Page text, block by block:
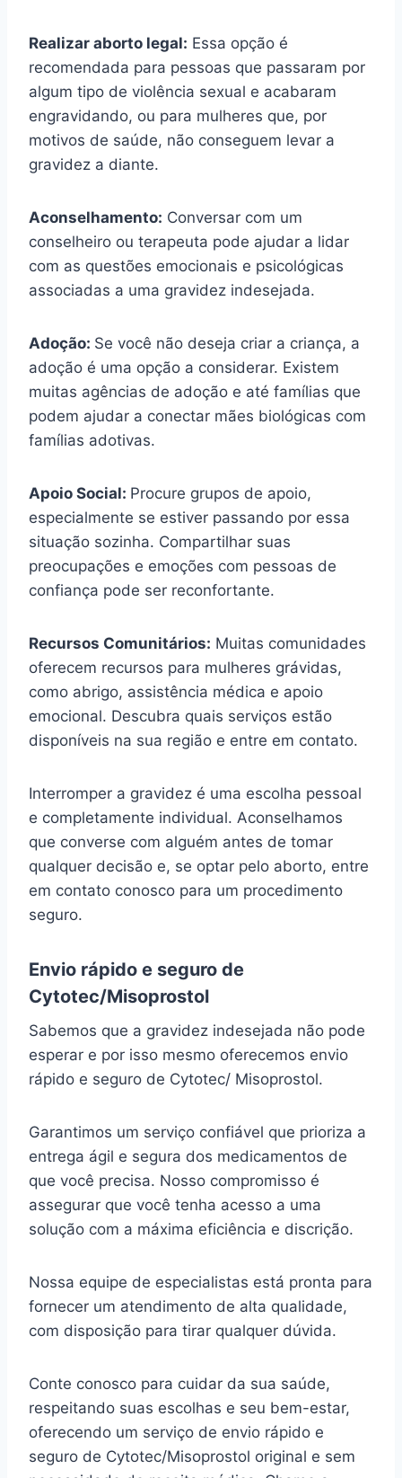
Realizar aborto legal: Essa opção é
recomendada para pessoas que passaram por
algum tipo de violência sexual e acabaram
engravidando, ou para mulheres que, por
motivos de saúde, não conseguem levar a
gravidez a diante.
Aconselhamento: Conversar com um
conselheiro ou terapeuta pode ajudar a lidar
com as questões emocionais e psicológicas
associadas a uma gravidez indesejada.
Adoção: Se você não deseja criar a criança, a
adoção é uma opção a considerar. Existem
muitas agências de adoção e até famílias que
podem ajudar a conectar mães biológicas com
famílias adotivas.
Apoio Social: Procure grupos de apoio,
especialmente se estiver passando por essa
situação sozinha. Compartilhar suas
preocupações e emoções com pessoas de
confiança pode ser reconfortante.
Recursos Comunitários: Muitas comunidades
oferecem recursos para mulheres grávidas,
como abrigo, assistência médica e apoio
emocional. Descubra quais serviços estão
disponíveis na sua região e entre em contato.
Interromper a gravidez é uma escolha pessoal
e completamente individual. Aconselhamos
que converse com alguém antes de tomar
qualquer decisão e, se optar pelo aborto, entre
em contato conosco para um procedimento
seguro.
Envio rápido e seguro de
Cytotec/Misoprostol
Sabemos que a gravidez indesejada não pode
esperar e por isso mesmo oferecemos envio
rápido e seguro de Cytotec/ Misoprostol.
Garantimos um serviço confiável que prioriza a
entrega ágil e segura dos medicamentos de
que você precisa. Nosso compromisso é
assegurar que você tenha acesso a uma
solução com a máxima eficiência e discrição.
Nossa equipe de especialistas está pronta para
fornecer um atendimento de alta qualidade,
com disposição para tirar qualquer dúvida.
Conte conosco para cuidar da sua saúde,
respeitando suas escolhas e seu bem-estar,
oferecendo um serviço de envio rápido e
seguro de Cytotec/Misoprostol original e sem